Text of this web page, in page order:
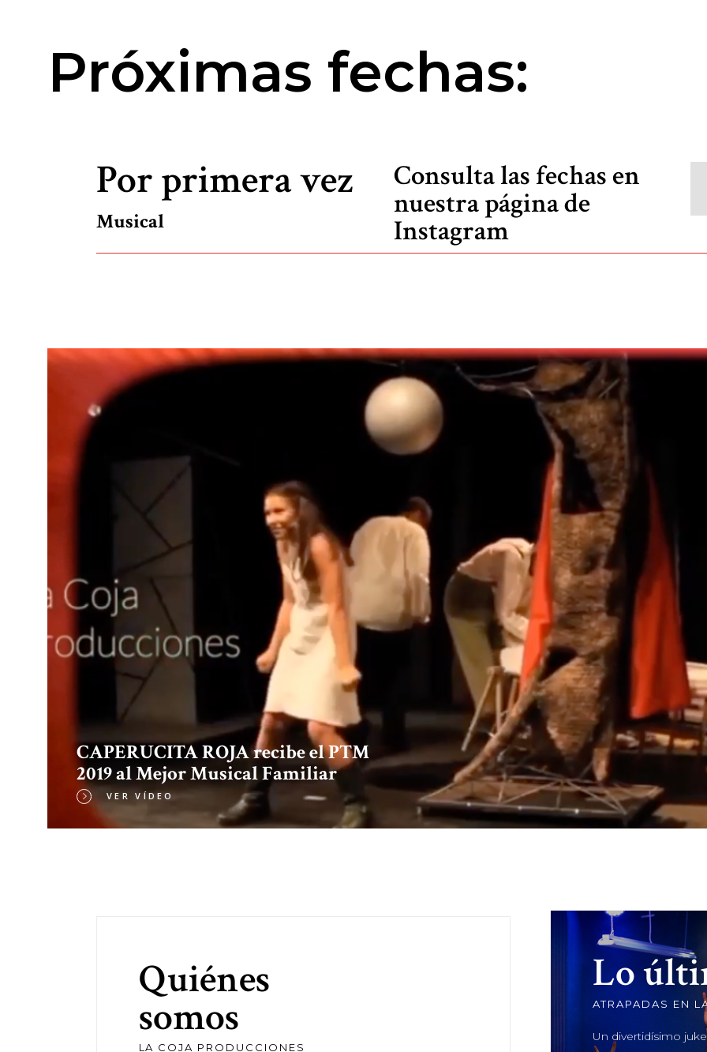
Próximas fechas:
Por primera vez
Musical
Consulta las fechas en
nuestra página de
Instagram
CAPERUCITA ROJA recibe el PTM
2019 al Mejor Musical Familiar
VER VÍDEO
Quiénes
somos
LA COJA PRODUCCIONES
Lo
ATRAPADAS EN
Un divertidísimo